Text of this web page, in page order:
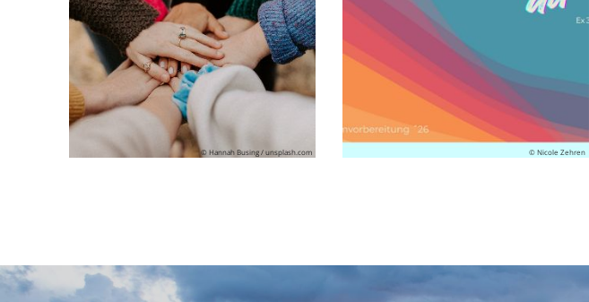
© Hannah Busing / unsplash.com © Nicole Zehren